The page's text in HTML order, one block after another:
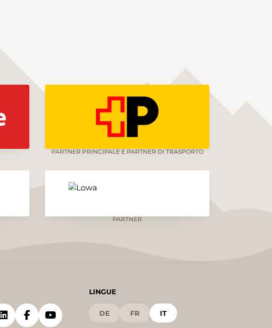
PARTNER PRINCIPALE E PARTNER DI TRASPORTO
PARTNER
LINGUE
DE FR IT